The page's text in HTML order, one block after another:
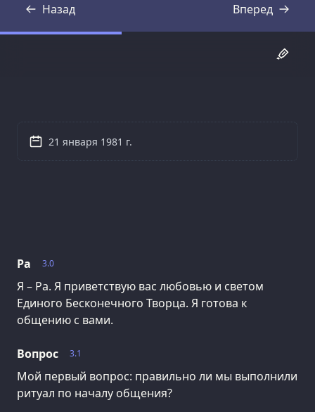
Назад
Стенограмма Вперед
Стенограмма
3.0
Ра
Я – Ра. Я приветствую вас любовью и светом
Единого Бесконечного Творца. Я готова к
общению с вами.
3.1
Вопрос
Мой первый вопрос: правильно ли мы выполнили
ритуал по началу общения?
21 января 1981 г.